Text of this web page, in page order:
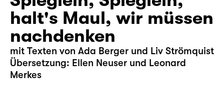
halt's Maul, wir müssen
nachdenken
mit Texten von Ada Berger und Liv Strömquist
Übersetzung: Ellen Neuser und Leonard
Merkes